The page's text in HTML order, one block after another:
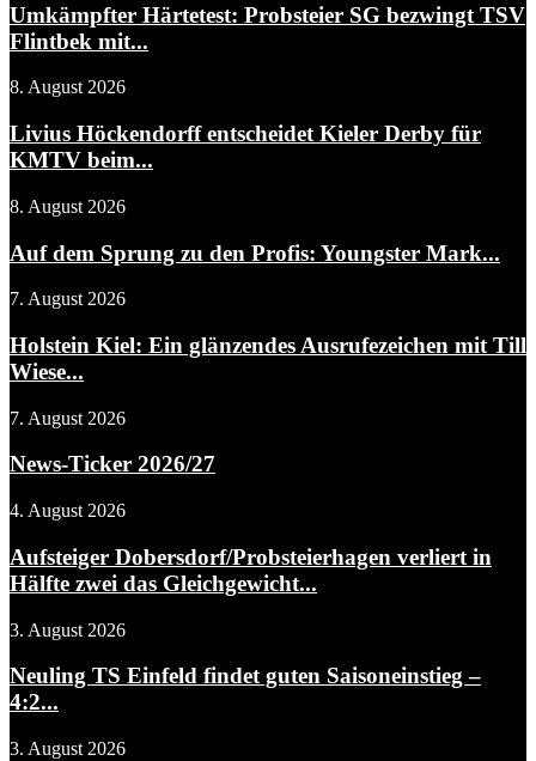
Umkämpfter Härtetest: Probsteier SG bezwingt TSV
Flintbek mit...
8. August 2026
Livius Höckendorff entscheidet Kieler Derby für
KMTV beim...
8. August 2026
Auf dem Sprung zu den Profis: Youngster Mark...
7. August 2026
Holstein Kiel: Ein glänzendes Ausrufezeichen mit Till
Wiese...
7. August 2026
News-Ticker 2026/27
4. August 2026
Aufsteiger Dobersdorf/Probsteierhagen verliert in
Hälfte zwei das Gleichgewicht...
3. August 2026
Neuling TS Einfeld findet guten Saisoneinstieg –
4:2...
3. August 2026